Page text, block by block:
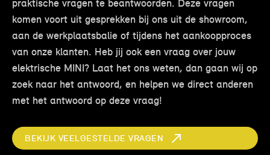
praktische vragen te beantwoorden. Deze vragen
komen voort uit gesprekken bij ons uit de showroom,
aan de werkplaatsbalie of tijdens het aankoopproces
van onze klanten. Heb jij ook een vraag over jouw
elektrische MINI? Laat het ons weten, dan gaan wij op
zoek naar het antwoord, en helpen we direct anderen
met het antwoord op deze vraag!
BEKIJK VEELGESTELDE VRAGEN